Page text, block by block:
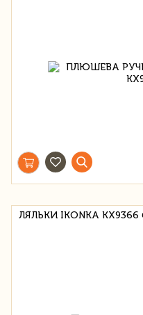
ЛЯЛЬКИ IKONKA